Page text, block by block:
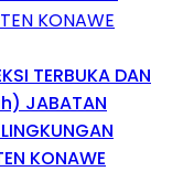
TERBUKA DAN
JABATAN
KONAWE